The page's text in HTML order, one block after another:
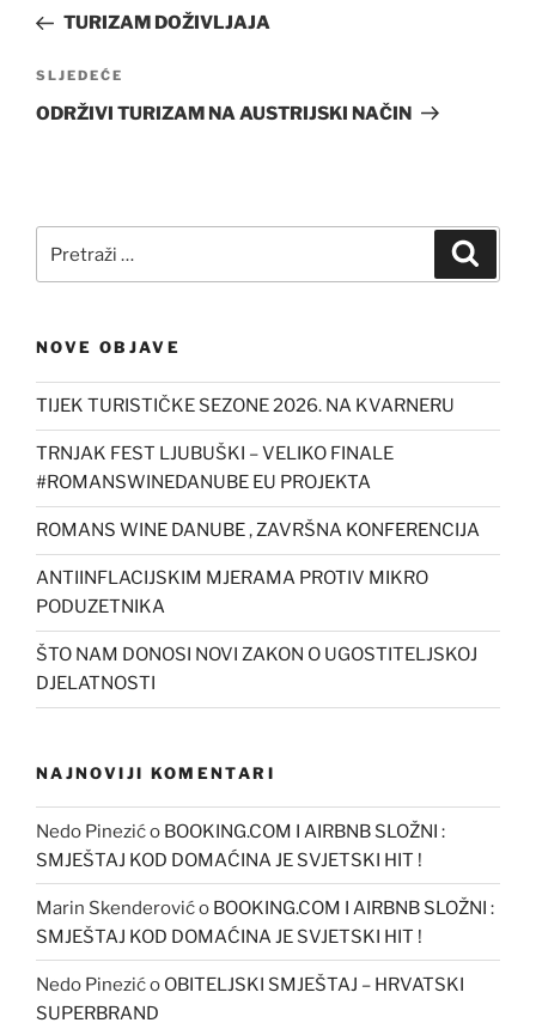
objavaTURIZAM DOŽIVLJAJA
Sljedeća
objava
SLJEDEĆE
ODRŽIVI TURIZAM NA AUSTRIJSKI NAČIN
NOVE OBJAVE
TIJEK TURISTIČKE SEZONE 2026. NA KVARNERU
TRNJAK FEST LJUBUŠKI – VELIKO FINALE
#ROMANSWINEDANUBE EU PROJEKTA
ROMANS WINE DANUBE , ZAVRŠNA KONFERENCIJA
ANTIINFLACIJSKIM MJERAMA PROTIV MIKRO
PODUZETNIKA
ŠTO NAM DONOSI NOVI ZAKON O UGOSTITELJSKOJ
DJELATNOSTI
NAJNOVIJI KOMENTARI
Nedo Pinezićo BOOKING.COM I AIRBNB SLOŽNI :
SMJEŠTAJ KOD DOMAĆINA JE SVJETSKI HIT !
Marin Skenderovićo BOOKING.COM I AIRBNB SLOŽNI :
SMJEŠTAJ KOD DOMAĆINA JE SVJETSKI HIT !
Nedo Pinezićo OBITELJSKI SMJEŠTAJ – HRVATSKI
SUPERBRAND